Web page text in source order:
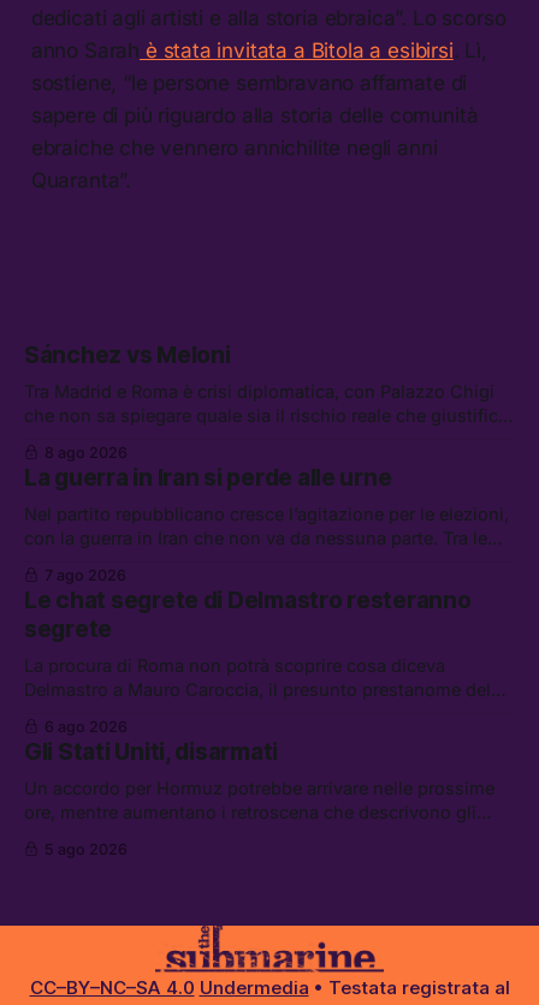
dedicati agli artisti e alla storia ebraica”. Lo scorso
anno Sarah è stata invitata a Bitola a esibirsi. Lì,
sostiene, “le persone sembravano affamate di
sapere di più riguardo alla storia delle comunità
ebraiche che vennero annichilite negli anni
Quaranta”.
Sánchez vs Meloni
Tra Madrid e Roma è crisi diplomatica, con Palazzo Chigi
che non sa spiegare quale sia il rischio reale che giustifica
di difesa tra Arabia Saudita, Pakistan e Turchia, la crisi del
carburante irregolare, e un altro caso di IA ribelle
8 ago 2026
La guerra in Iran si perde alle urne
Nel partito repubblicano cresce l’agitazione per le elezioni,
con la guerra in Iran che non va da nessuna parte. Tra le
lavoro, Schlein prova a mettere in sicurezza la coalizione, e
che cos’è lo “Spiralismo,” la religione degli agenti IA
7 ago 2026
Le chat segrete di Delmastro resteranno
segrete
La procura di Roma non potrà scoprire cosa diceva
Delmastro a Mauro Caroccia, il presunto prestanome del
attacchi in Libano, il governo chiederà 36 miliardi di
flessibilità in armi e energia, e Grokipedia è già stata
abbandonata
6 ago 2026
Gli Stati Uniti, disarmati
Un accordo per Hormuz potrebbe arrivare nelle prossime
ore, mentre aumentano i retroscena che descrivono gli
chi aspetta i dispersi di Ceuta, il boom dei carburanti
5 ago 2026
CC–BY–NC–SA 4.0 Undermedia • Testata registrata al